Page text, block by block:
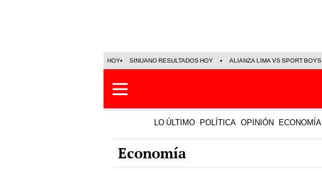
HOY SINUANO RESULTADOS HOY ALIANZA LIMA VS SPORT BOYS
LO ÚLTIMO POLÍTICA OPINIÓN ECONOMÍA
Economía